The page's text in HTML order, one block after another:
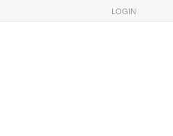
LOGIN